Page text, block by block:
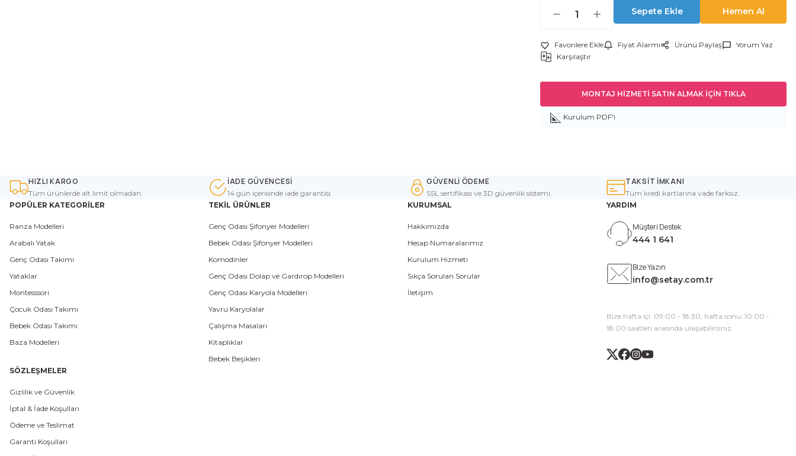
Sepete Ekle Hemen Al
Fiyat Alarmı Ürünü Paylaş
Yorum Yaz
Karşılaştır
MONTAJ HİZMETİ SATIN ALMAK İÇİN TIKLA
Kurulum PDF'i
HIZLI KARGO
Tüm ürünlerde alt limit olmadan.
İADE GÜVENCESİ
14 gün içerisinde iade garantisi.
GÜVENLİ ÖDEME
SSL sertifikası ve 3D güvenlik sistemi.
TAKSİT İMKANI
Tüm kredi kartlarına vade farksız.
POPÜLER KATEGORİLER
Ranza Modelleri
Arabalı Yatak
Genç Odası Takımı
Yataklar
Montesssori
Çocuk Odası Takımı
Bebek Odası Takımı
Baza Modelleri
TEKİL ÜRÜNLER
Genç Odası Şifonyer Modelleri
Bebek Odası Şifonyer Modelleri
Komodinler
Genç Odası Dolap ve Gardırop Modelleri
Genç Odası Karyola Modelleri
Yavru Karyolalar
Çalışma Masaları
Kitaplıklar
Bebek Beşikleri
KURUMSAL
Hakkımızda
Hesap Numaralarımız
Kurulum Hizmeti
Sıkça Sorulan Sorular
İletişim
SÖZLEŞMELER
Gizlilik ve Güvenlik
İptal & İade Koşulları
Ödeme ve Teslimat
Garanti Koşulları
YARDIM
Müşteri Destek
444 1 641
Bize Yazın
info@setay.com.tr
Bize hafta içi: 09:00 - 18:30, hafta sonu: 10:00 -
18:00 saatleri arasında ulaşabilirsiniz.